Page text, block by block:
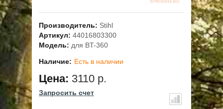
АКЦИИ
Производитель: Stihl
Артикул: 44016803300
Модель: для BT-360
Наличие: Есть в наличии
Цена: 3110 р.
Запросить счет